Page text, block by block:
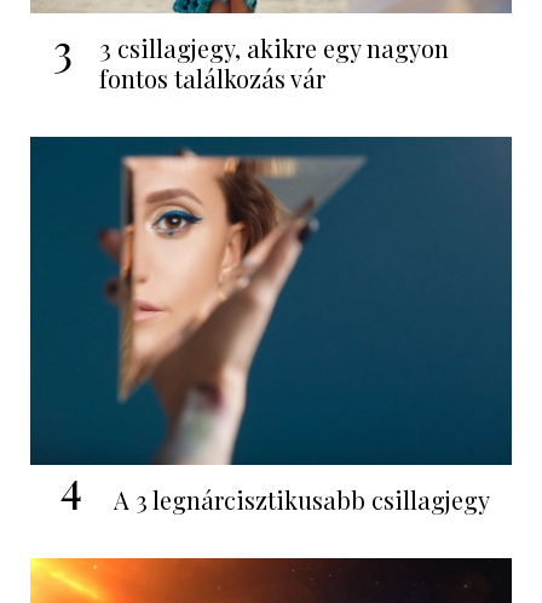
3
3 csillagjegy, akikre egy nagyon
fontos találkozás vár
4 A 3 legnárcisztikusabb csillagjegy